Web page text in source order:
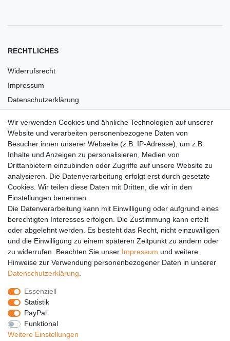
RECHTLICHES
Widerrufsrecht
Impressum
Datenschutzerklärung
Versandkosten
Barrierefreiheit
Anleitungen
Vertrag widerrufen
PARTNER
DHL
GLS
PaketPLUS
SPONSORING
Malchower SV 90
Malchower Wölfe
ZERTIFIKATE
Wir verwenden Cookies und ähnliche Technologien auf unserer
Website und verarbeiten personenbezogene Daten von
Besucher:innen unserer Webseite (z.B. IP-Adresse), um z.B.
Inhalte und Anzeigen zu personalisieren, Medien von
Drittanbietern einzubinden oder Zugriffe auf unsere Website zu
analysieren. Die Datenverarbeitung erfolgt erst durch gesetzte
Cookies. Wir teilen diese Daten mit Dritten, die wir in den
Einstellungen benennen.
Die Datenverarbeitung kann mit Einwilligung oder aufgrund eines
berechtigten Interesses erfolgen. Die Zustimmung kann erteilt
oder abgelehnt werden. Es besteht das Recht, nicht einzuwilligen
und die Einwilligung zu einem späteren Zeitpunkt zu ändern oder
zu widerrufen. Beachten Sie unser Impressum und weitere
Hinweise zur Verwendung personenbezogener Daten in unserer
Daten­schutz­erklärung
Essenziell
Statistik
PayPal
Funktional
Weitere Einstellungen